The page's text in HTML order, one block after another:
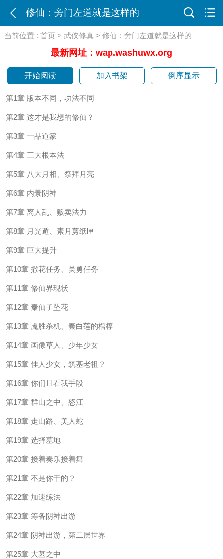
修仙：旁门左道就是这样的
当前位置 :首页 >武侠修真 > 修仙：旁门左道就是这样的
最新网址：wap.washuwx.org
开始阅读 加入书架 倒序显示
第1章 版本不同，功法不同
第2章 这才是我想的修仙？
第3章 一品道篆
第4章 三大根本法
第5章 八大月相、祭拜月亮
第6章 内景阴神
第7章 离人乱、贩卖法力
第8章 月光遁、素月剪纸匣
第9章 巨大提升
第10章 撒花任务、吴勇任务
第11章 修仙界现状
第12章 秦仙子坠花
第13章 魇胜杀机、秦白莲的棺椁
第14章 画像草人、少年少女
第15章 佳人少女，筑基老祖？
第16章 你们且看我手段
第17章 群山之中、怒江
第18章 走山路、美人蛇
第19章 选择墓地
第20章 接着奏乐接着舞
第21章 不是你干的？
第22章 加速练法
第23章 筹备阴神出游
第24章 阴神出游，第二层世界
第25章 大墓之中